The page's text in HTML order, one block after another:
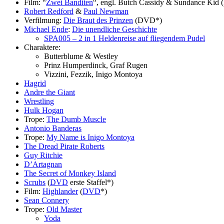
Film: “Zwei Banditen“, engl. Butch Cassidy & Sundance
Robert Redford & Paul Newman
Verfilmung: Die Braut des Prinzen (DVD*)
Michael Ende: Die unendliche Geschichte
SPA005 – 2 in 1 Heldenreise auf fliegendem Pudel
Charaktere:
Butterblume & Westley
Prinz Humperdinck, Graf Rugen
Vizzini, Fezzik, Inigo Montoya
Hagrid
Andre the Giant
Wrestling
Hulk Hogan
Trope: The Dumb Muscle
Antonio Banderas
Trope: My Name is Inigo Montoya
The Dread Pirate Roberts
Guy Ritchie
D’Artagnan
The Secret of Monkey Island
Scrubs (DVD erste Staffel*)
Film: Highlander(DVD*)
Sean Connery
Trope: Old Master
Yoda